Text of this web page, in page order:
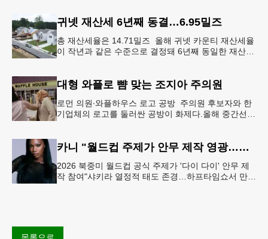
귀넷 재산세 6년째 동결…6.95밀즈
총 재산세율은 14.71밀즈 올해 귀넷 카운티 재산세율
이 작년과 같은 수준으로 결정돼 6년째 동일한 재산세
대형 와플로 뺨 맞는 조지아 주의원
로먼 의원∙와플하우스 로고 공방 주의원 후보자와 한
기업체의 로고를 둘러싼 공방이 화제다.올해 중간선거
카니 "월드컵 주제가 안무 제작 영광…춤은 국경 없는 언어"
2026 북중미 월드컵 공식 주제가 '다이 다이' 안무 제
작 참여"샤키라 열정적 태도 존경…하프타임쇼서 만난